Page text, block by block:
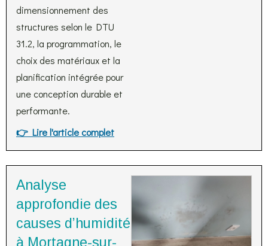
dimensionnement des
structures selon le DTU
31.2, la programmation, le
choix des matériaux et la
planification intégrée pour
une conception durable et
performante.
👉 Lire l'article complet
Analyse
approfondie des
causes d’humidité
à Mortagne-sur-